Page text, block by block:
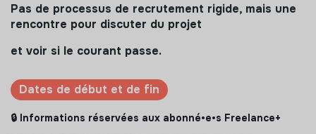
Pas de processus de recrutement rigide, mais une
rencontre pour discuter du projet
et voir si le courant passe.
Dates de début et de fin
🔒 Informations réservées aux abonné•e•s Freelance+